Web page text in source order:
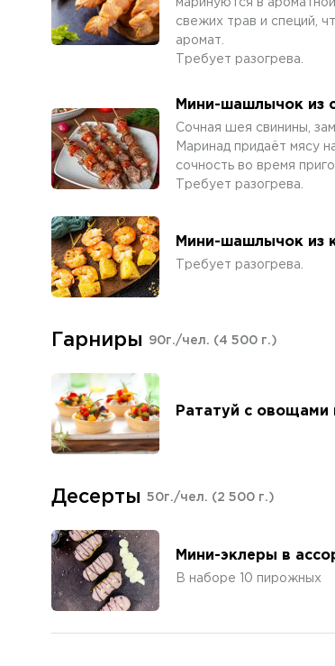
маринуются в
свежих трав и специй,
аромат.
Требует разогрева.
Мини-шашлычок из
Сочная шея свинины,
Маринад придаёт мясу
сочность во время
Требует разогрева.
Мини-шашлычок из
Требует разогрева.
Гарниры 90г./чел. (4 500 г.)
Рататуй с овощами
Десерты 50г./чел. (2 500 г.)
Мини-эклеры в
В наборе 10 пирожных